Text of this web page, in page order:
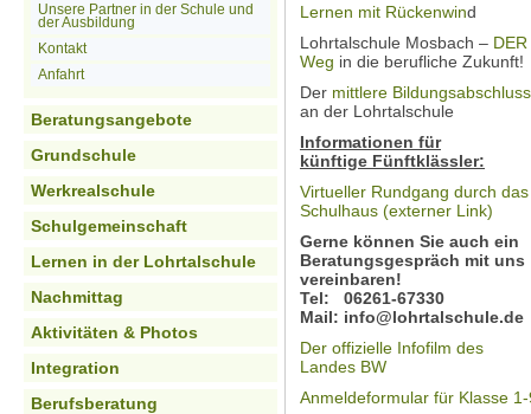
Unsere Partner in der Schule und
der Ausbildung
Kontakt
Anfahrt
Beratungsangebote
Grundschule
Werkrealschule
Schulgemeinschaft
Lernen in der Lohrtalschule
Nachmittag
Aktivitäten & Photos
Integration
Berufsberatung
Lernen mit Rückenwind
Lohrtalschule Mosbach – DER
Weg in die berufliche Zukunft!
Der mittlere Bildungsabschluss
an der Lohrtalschule
Informationen für
künftige Fünftklässler:
Virtueller Rundgang durch das
Schulhaus (externer Link)
Gerne können Sie auch ein
Beratungsgespräch mit uns
vereinbaren!
Tel: 06261-67330
Mail: info@lohrtalschule.de
Der offizielle Infofilm des
Landes BW
Anmeldeformular für Klasse